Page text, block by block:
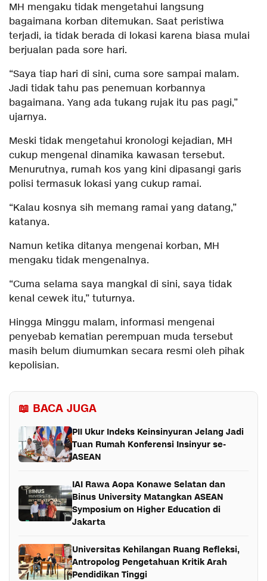
MH mengaku tidak mengetahui langsung
bagaimana korban ditemukan. Saat peristiwa
terjadi, ia tidak berada di lokasi karena biasa mulai
berjualan pada sore hari.
“Saya tiap hari di sini, cuma sore sampai malam.
Jadi tidak tahu pas penemuan korbannya
bagaimana. Yang ada tukang rujak itu pas pagi,”
ujarnya.
Meski tidak mengetahui kronologi kejadian, MH
cukup mengenal dinamika kawasan tersebut.
Menurutnya, rumah kos yang kini dipasangi garis
polisi termasuk lokasi yang cukup ramai.
“Kalau kosnya sih memang ramai yang datang,”
katanya.
Namun ketika ditanya mengenai korban, MH
mengaku tidak mengenalnya.
“Cuma selama saya mangkal di sini, saya tidak
kenal cewek itu,” tuturnya.
Hingga Minggu malam, informasi mengenai
penyebab kematian perempuan muda tersebut
masih belum diumumkan secara resmi oleh pihak
kepolisian.
📖 BACA JUGA
PII Ukur Indeks Keinsinyuran Jelang Jadi
Tuan Rumah Konferensi Insinyur se-
ASEAN
IAI Rawa Aopa Konawe Selatan dan
Binus University Matangkan ASEAN
Symposium on Higher Education di
Jakarta
Universitas Kehilangan Ruang Refleksi,
Antropolog Pengetahuan Kritik Arah
Pendidikan Tinggi